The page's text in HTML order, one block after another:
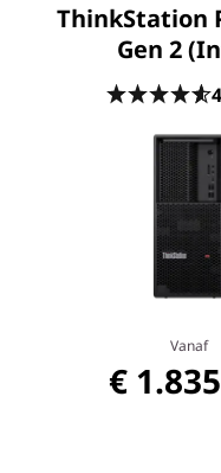
ThinkStation
Gen 2
Vanaf
€